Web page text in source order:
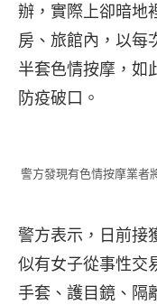
辦，實際上卻暗地
房、旅館內，以每
半套色情按摩，如
防疫破口。
警方發現有色情按摩業者
警方表示，日前接
似有女子從事性交
手套、護目鏡、隔